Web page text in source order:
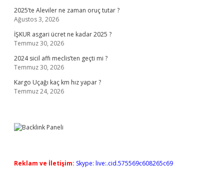
2025’te Aleviler ne zaman oruç tutar ?
Ağustos 3, 2026
İŞKUR asgari ücret ne kadar 2025 ?
Temmuz 30, 2026
2024 sicil affı meclis’ten geçti mi ?
Temmuz 30, 2026
Kargo Uçağı kaç km hız yapar ?
Temmuz 24, 2026
Reklam ve İletişim: Skype: live:.cid.575569c608265c69